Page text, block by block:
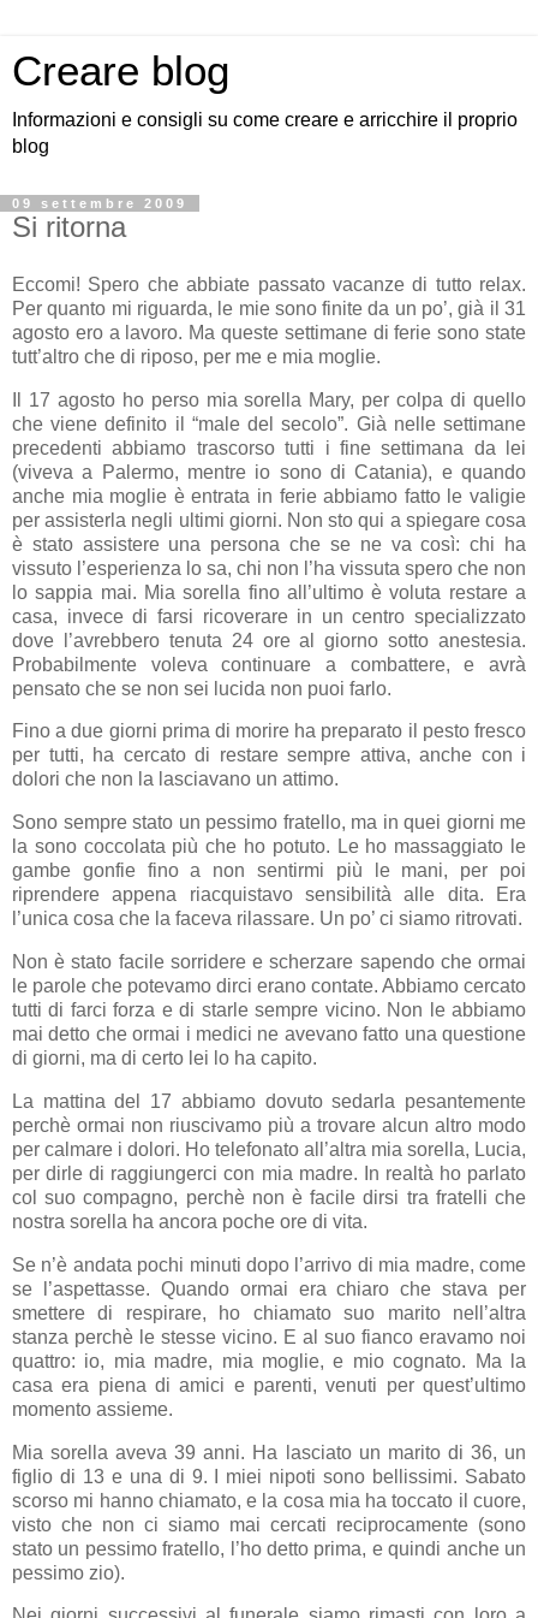
Creare blog
Informazioni e consigli su come creare e arricchire il proprio
blog
09 settembre 2009
Si ritorna
Eccomi! Spero che abbiate passato vacanze di tutto relax.
Per quanto mi riguarda, le mie sono finite da un po’, già il 31
agosto ero a lavoro. Ma queste settimane di ferie sono state
tutt’altro che di riposo, per me e mia moglie.
Il 17 agosto ho perso mia sorella Mary, per colpa di quello
che viene definito il “male del secolo”. Già nelle settimane
precedenti abbiamo trascorso tutti i fine settimana da lei
(viveva a Palermo, mentre io sono di Catania), e quando
anche mia moglie è entrata in ferie abbiamo fatto le valigie
per assisterla negli ultimi giorni. Non sto qui a spiegare cosa
è stato assistere una persona che se ne va così: chi ha
vissuto l’esperienza lo sa, chi non l’ha vissuta spero che non
lo sappia mai. Mia sorella fino all’ultimo è voluta restare a
casa, invece di farsi ricoverare in un centro specializzato
dove l’avrebbero tenuta 24 ore al giorno sotto anestesia.
Probabilmente voleva continuare a combattere, e avrà
pensato che se non sei lucida non puoi farlo.
Fino a due giorni prima di morire ha preparato il pesto fresco
per tutti, ha cercato di restare sempre attiva, anche con i
dolori che non la lasciavano un attimo.
Sono sempre stato un pessimo fratello, ma in quei giorni me
la sono coccolata più che ho potuto. Le ho massaggiato le
gambe gonfie fino a non sentirmi più le mani, per poi
riprendere appena riacquistavo sensibilità alle dita. Era
l’unica cosa che la faceva rilassare. Un po’ ci siamo ritrovati.
Non è stato facile sorridere e scherzare sapendo che ormai
le parole che potevamo dirci erano contate. Abbiamo cercato
tutti di farci forza e di starle sempre vicino. Non le abbiamo
mai detto che ormai i medici ne avevano fatto una questione
di giorni, ma di certo lei lo ha capito.
La mattina del 17 abbiamo dovuto sedarla pesantemente
perchè ormai non riuscivamo più a trovare alcun altro modo
per calmare i dolori. Ho telefonato all’altra mia sorella, Lucia,
per dirle di raggiungerci con mia madre. In realtà ho parlato
col suo compagno, perchè non è facile dirsi tra fratelli che
nostra sorella ha ancora poche ore di vita.
Se n’è andata pochi minuti dopo l’arrivo di mia madre, come
se l’aspettasse. Quando ormai era chiaro che stava per
smettere di respirare, ho chiamato suo marito nell’altra
stanza perchè le stesse vicino. E al suo fianco eravamo noi
quattro: io, mia madre, mia moglie, e mio cognato. Ma la
casa era piena di amici e parenti, venuti per quest’ultimo
momento assieme.
Mia sorella aveva 39 anni. Ha lasciato un marito di 36, un
figlio di 13 e una di 9. I miei nipoti sono bellissimi. Sabato
scorso mi hanno chiamato, e la cosa mia ha toccato il cuore,
visto che non ci siamo mai cercati reciprocamente (sono
stato un pessimo fratello, l’ho detto prima, e quindi anche un
pessimo zio).